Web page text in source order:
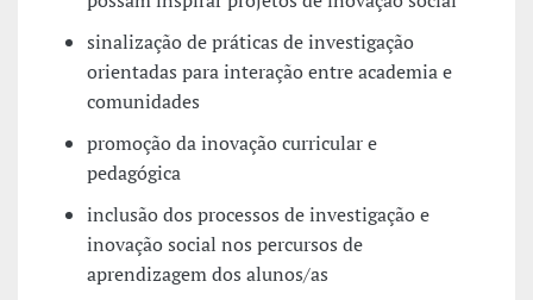
sinalização de práticas de investigação
orientadas para interação entre academia e
comunidades
promoção da inovação curricular e
pedagógica
inclusão dos processos de investigação e
inovação social nos percursos de
aprendizagem dos alunos/as